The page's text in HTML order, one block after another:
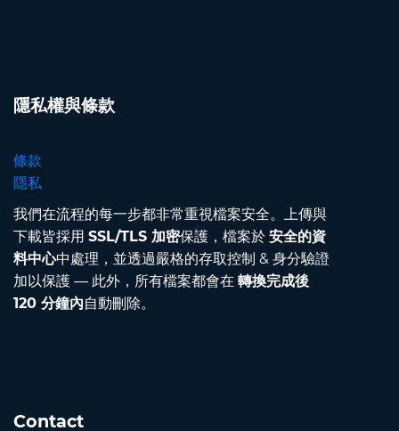
隱私權與條款
條款
隱私
我們在流程的每一步都非常重視檔案安全。上傳與
下載皆採用 SSL/TLS 加密保護，檔案於 安全的資
料中心中處理，並透過嚴格的存取控制 & 身分驗證
加以保護 — 此外，所有檔案都會在 轉換完成後
120 分鐘內自動刪除。
Contact